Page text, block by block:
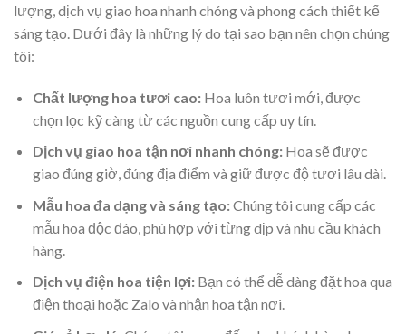
lượng, dịch vụ giao hoa nhanh chóng và phong cách thiết kế
sáng tạo. Dưới đây là những lý do tại sao bạn nên chọn chúng
tôi:
Chất lượng hoa tươi cao:Hoa luôn tươi mới, được
chọn lọc kỹ càng từ các nguồn cung cấp uy tín.
Dịch vụ giao hoa tận nơi nhanh chóng:Hoa sẽ được
giao đúng giờ, đúng địa điểm và giữ được độ tươi lâu dài.
Mẫu hoa đa dạng và sáng tạo:Chúng tôi cung cấp các
mẫu hoa độc đáo, phù hợp với từng dịp và nhu cầu khách
hàng.
Dịch vụ điện hoa tiện lợi:Bạn có thể dễ dàng đặt hoa qua
điện thoại hoặc Zalo và nhận hoa tận nơi.